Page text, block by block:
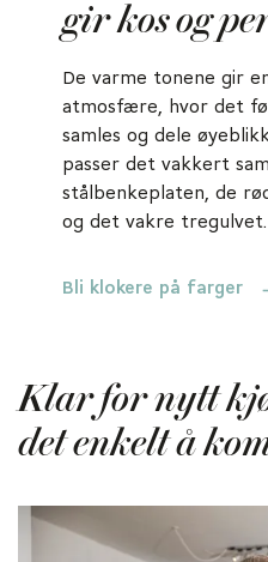
gir kos og
De varme tonene gir
atmosfære, hvor det
samles og dele
passer det vakkert
stålbenkeplaten, de
og det vakre tregulvet.
Bli klokere på farger
Klar for nytt
det enkelt å